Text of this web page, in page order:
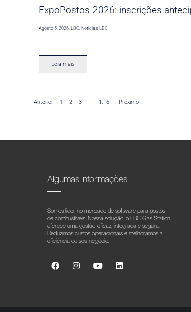
ExpoPostos 2026: inscrições
Agosto 5, 2026 ,LBC Noticias LBC
Leia mais
Anterior 1 2 3 … 1.161 Próximo
Algumas informações
Somos líder no mercado de software para postos
de combustíveis. Nossa solução, o LBC Gas Station,
oferece uma gestão eficaz, integrada e segura.
Reduzimos custos operacionais e melhoramos a
eficiência do seu negócio.